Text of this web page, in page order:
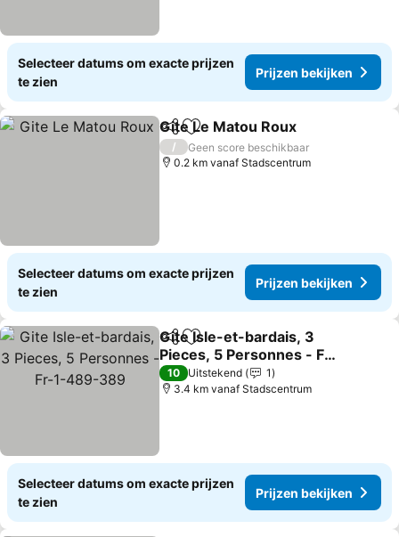
Selecteer datums om exacte prijzen
te zien
Prijzen bekijken
DelenToevoegen aan favorieten
Gite Le Matou Roux
/
Geen score beschikbaar
0.2 km vanaf Stadscentrum
Selecteer datums om exacte prijzen
te zien
Prijzen bekijken
DelenToevoegen aan favorieten
Gite Isle-et-bardais, 3
Pieces, 5 Personnes - Fr-
1-489-389
Prijzen bekijken
10 Uitstekend
1
3.4 km vanaf Stadscentrum
Selecteer datums om exacte prijzen
te zien
Prijzen bekijken